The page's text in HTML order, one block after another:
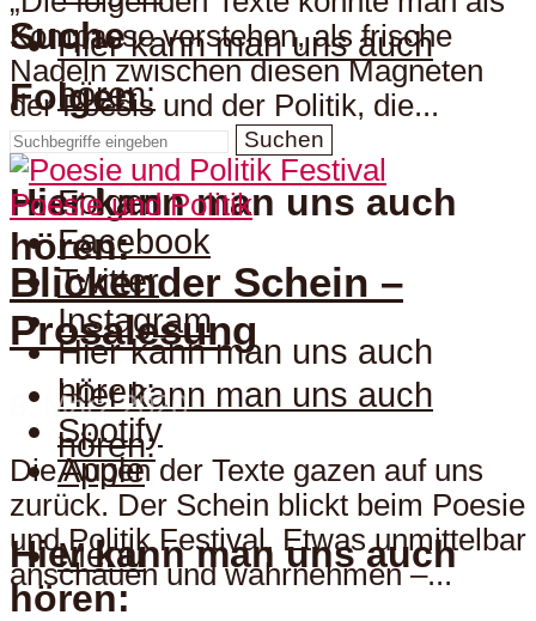
Suche
Suchen
Hier kann man uns auch
hören:
Hier kann man uns auch
hören:
Hier kann man uns auch
hören:
Spotify
Apple
Menu
Folgen
Folgen
Facebook
Twitter
Instagram
Hier kann man uns auch
hören:
Hier kann man uns auch
hören:
Kompasse verstehen, als frische
Nadeln zwischen diesen Magneten
der Poesis und der Politik, die...
Poesie und Politik
Blickender Schein –
Prosalesung
8. März 2020
Die Augen der Texte gazen auf uns
zurück. Der Schein blickt beim Poesie
und Politik Festival. Etwas unmittelbar
anschauen und wahrnehmen –...